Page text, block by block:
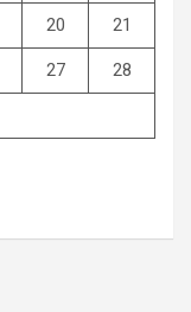
20 21
27 28